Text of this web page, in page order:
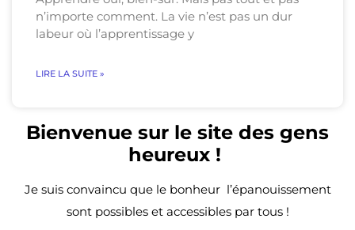
n’importe comment. La vie n’est pas un dur
labeur où l’apprentissage y
LIRE LA SUITE »
Bienvenue sur le site des gens
heureux !
Je suis convaincu que le bonheur l’épanouissement
sont possibles et accessibles par tous !